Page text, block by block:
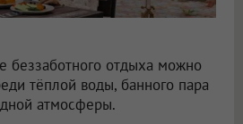
беззаботного отдыха можно
тёплой воды, банного пара
атмосферы.